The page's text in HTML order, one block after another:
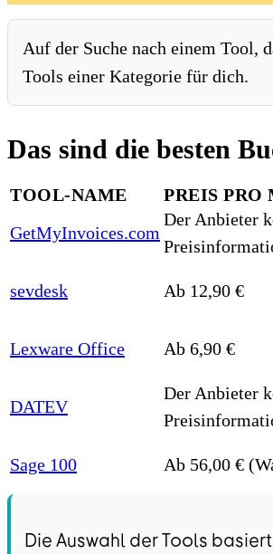
Auf der Suche nach einem Tool,
Tools einer Kategorie für dich.
Das sind die besten
TOOL-NAME PREIS PRO
GetMyInvoices.com
Der Anbieter
sevdesk Ab 12,90 €
Lexware Office Ab 6,90 €
DATEV
Der Anbieter
Sage 100 Ab 56,00 €
Die Auswahl der Tools